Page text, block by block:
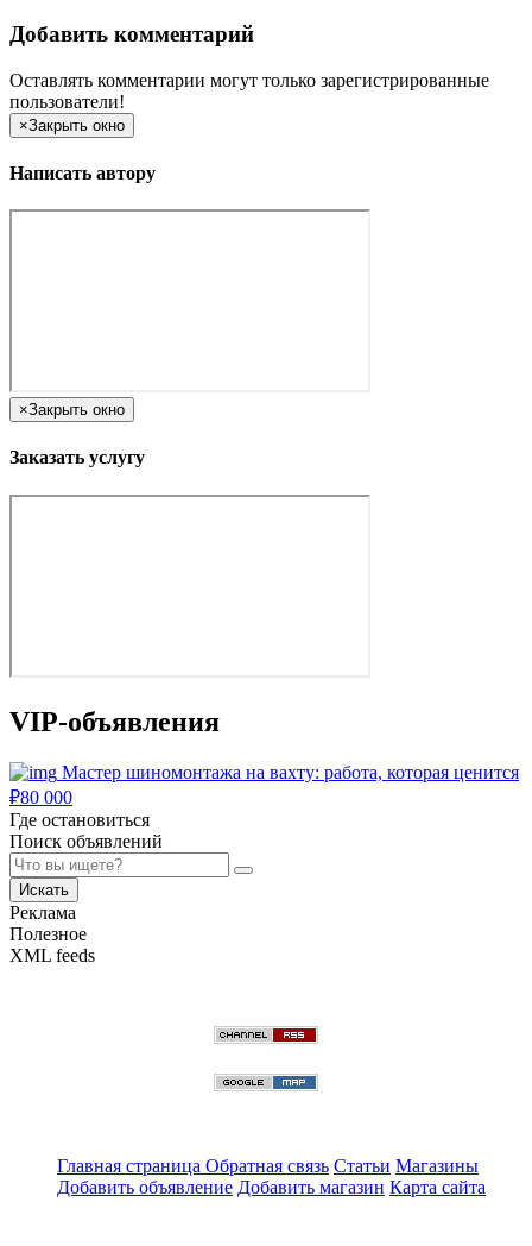
Добавить комментарий
Оставлять комментарии могут только зарегистрированные
пользователи!
×Закрыть окно
Написать автору
×Закрыть окно
Заказать услугу
VIP-объявления
Мастер шиномонтажа на вахту: работа, которая ценится
₽80 000
Где остановиться
Поиск объявлений
Искать
Реклама
Полезное
XML feeds
Главная страница Обратная связь Статьи Магазины
Добавить объявление Добавить магазин Карта сайта